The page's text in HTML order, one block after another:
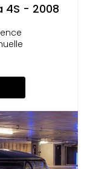
4S - 2008